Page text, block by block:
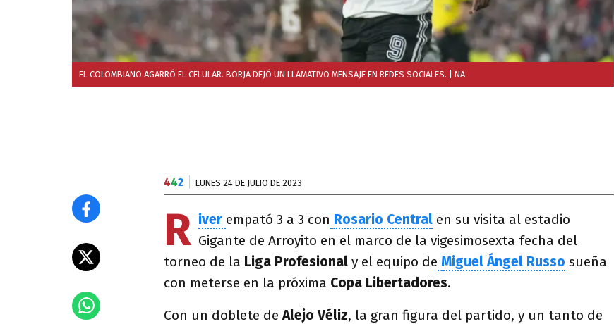
EL COLOMBIANO AGARRÓ EL CELULAR. BORJA DEJÓ UN LLAMATIVO MENSAJE EN REDES SOCIALES. | NA
442 LUNES 24 DE JULIO DE 2023
R iver empató 3 a 3 con Rosario Central en su visita al estadio
Gigante de Arroyito en el marco de la vigesimosexta fecha del
torneo de la Liga Profesional y el equipo de Miguel Ángel Russo sueña
con meterse en la próxima Copa Libertadores.
Con un doblete deAlejo Véliz, la gran figura del partido, y un tanto de